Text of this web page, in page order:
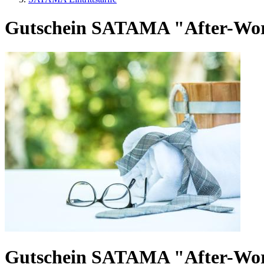
Gutschein SATAMA "After-
Gutschein SATAMA "After-